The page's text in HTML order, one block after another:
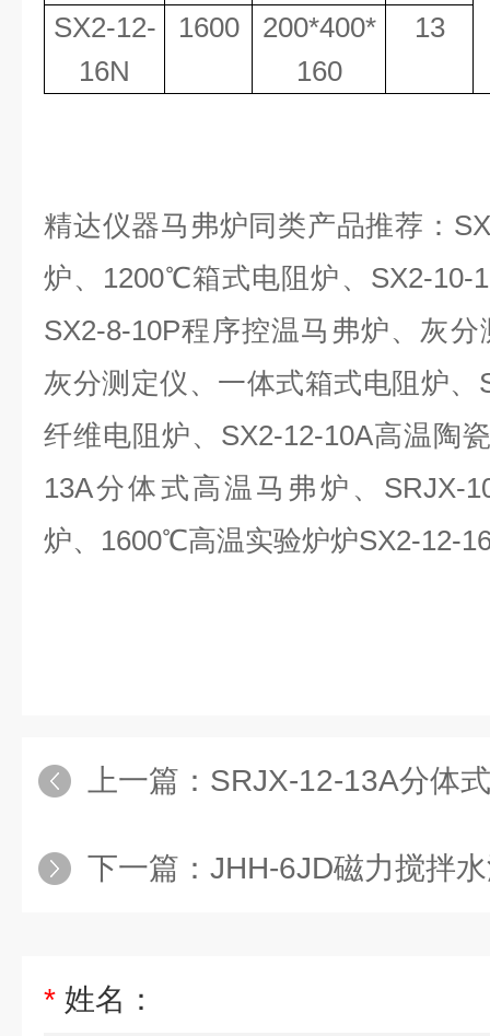
SX2-12-
16N
1600
200*400*
160
13
精达仪器马弗炉同类产品推荐：
炉、 1200℃箱式电阻炉、 SX2-10-
SX2-8-10P程序控温马弗炉、灰
灰分测定仪、一体式箱式电阻炉、
纤维电阻炉、 SX2-12-10A高温陶
13A分体式高温马弗炉、 SRJX-
炉、 1600℃高温实验炉炉SX2-12-
上一篇： SRJX-12-13A分体式
下一篇： JHH-6JD磁力搅拌
* 姓名：